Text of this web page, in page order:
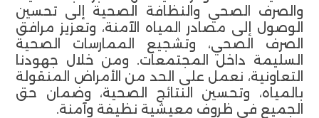
والصرف الصحي والنظافة الصحية إلى تحسين
الوصول إلى مصادر المياه الآمنة، وتعزيز مرافق
الصرف الصحي، وتشجيع الممارسات الصحية
السليمة داخل المجتمعات. ومن خلال جهودنا
التعاونية، نعمل على الحد من الأمراض المنقولة
بالمياه، وتحسين النتائج الصحية، وضمان حق
الجميع في ظروف معيشية نظيفة وآمنة.